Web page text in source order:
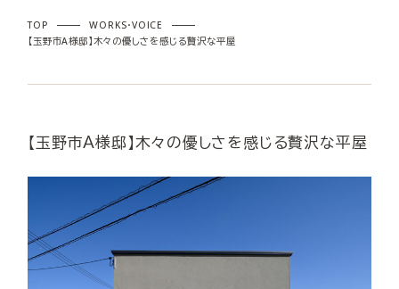
TOP
WORKS・VOICE
【玉野市A様邸】木々の優しさを感じる贅沢な平屋
【玉野市A様邸】木々の優しさを感じる贅沢な平屋